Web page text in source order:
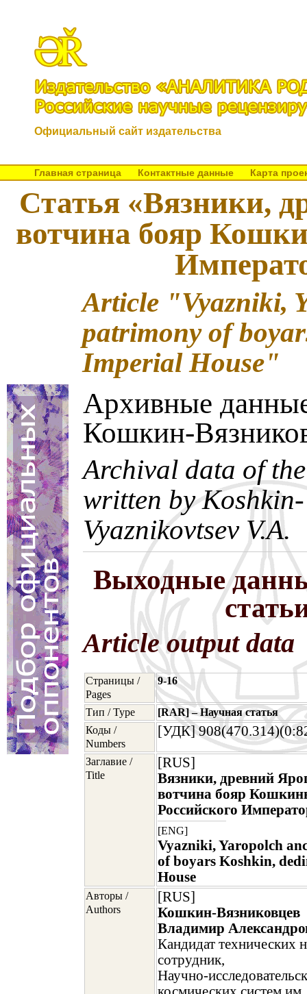
Официальный сайт издательства
Главная страница Контактные данные Карта
Статья «Вязники,
вотчина бояр
Article "Vyazniki,
patrimony of
Imperial House"
Архивные
Кошкин-
Archival data of
written by Koshkin-
Vyaznikovtsev V.A.
Выходные
Article output data
Страницы /
Pages
9-16
Тип / Type
[RAR] – Научная статья
Коды /
Numbers
[УДК]
Заглавие /
Title
[RUS]
Вязники, древний
вотчина бояр
Российского
[ENG]
Vyazniki, Yaropolch
of boyars Koshkin,
House
Авторы /
Authors
[RUS]
Кошкин-Вязниковцев
Владимир
Кандидат технических
сотрудник,
Научно-